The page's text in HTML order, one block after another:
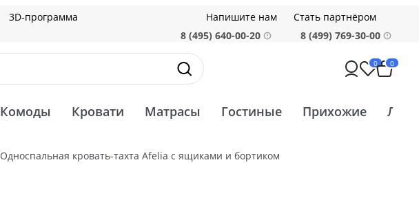
3D-программа Напишите нам
Стать партнёром
8 (495) 640-00-20
8 (499) 769-30-00
0 0
Комоды Кровати Матрасы Гостиные Прихожие
Односпальная кровать-тахта Afelia с ящиками и бортиком